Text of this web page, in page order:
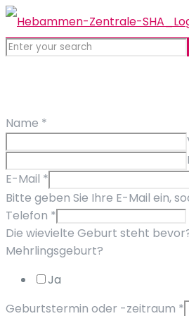
Name *
E-Mail *
Bitte geben Sie Ihre E-Mail ein,
Telefon *
Die wievielte Geburt steht
Mehrlingsgeburt?
Ja
Geburtstermin oder -zeitraum *